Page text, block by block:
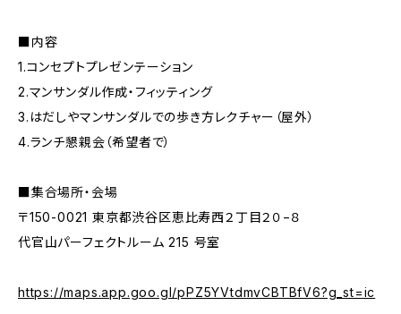
■内容
1.コンセプトプレゼンテーション
2.マンサンダル作成・フィッティング
3.はだしやマンサンダルでの歩き方レクチャー（屋外）
4.ランチ懇親会（希望者で）
■集合場所・会場
〒150-0021 東京都渋谷区恵比寿西２丁目２０−８
代官山パーフェクトルーム 215 号室
https://maps.app.goo.gl/pPZ5YVtdmvCBTBfV6?g_st=ic